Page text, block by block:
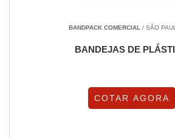
BANDPACK COMERCIAL/ SÃO
BANDEJAS DE
COTAR AGORA